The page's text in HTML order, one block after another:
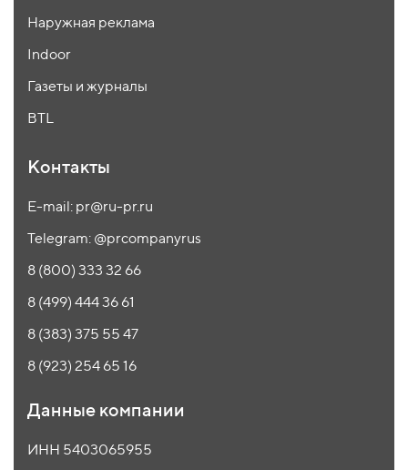
Наружная реклама
Indoor
Газеты и журналы
BTL
Контакты
E-mail: pr@ru-pr.ru
Telegram: @prcompanyrus
8 (800) 333 32 66
8 (499) 444 36 61
8 (383) 375 55 47
8 (923) 254 65 16
Данные компании
ИНН 5403065955